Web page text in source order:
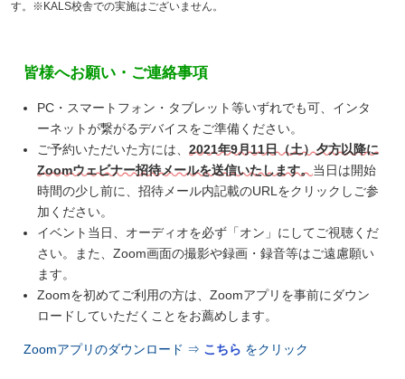
す。※KALS校舎での実施はございません。
皆様へお願い・ご連絡事項
PC・スマートフォン・タブレット等いずれでも可、インタ
ーネットが繋がるデバイスをご準備ください。
ご予約いただいた方には、 2021年9月11日（土）夕方以降に
Zoomウェビナー招待メールを送信いたします。 当日は開始
時間の少し前に、招待メール内記載のURLをクリックしご参
加ください。
イベント当日、オーディオを必ず「オン」にしてご視聴くだ
さい。また、Zoom画面の撮影や録画・録音等はご遠慮願い
ます。
Zoomを初めてご利用の方は、Zoomアプリを事前にダウン
ロードしていただくことをお薦めします。
Zoomアプリのダウンロード ⇒ こちら をクリック